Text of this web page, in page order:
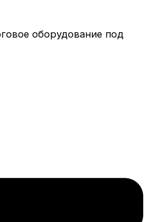
оборудование под